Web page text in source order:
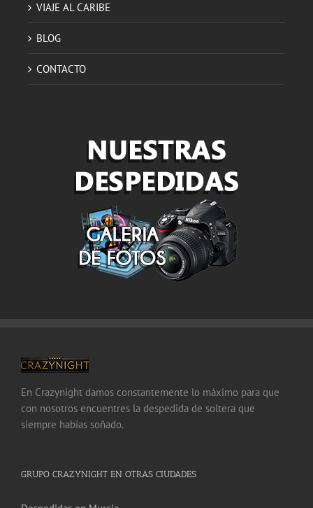
VIAJE AL CARIBE
BLOG
CONTACTO
En Crazynight damos constantemente lo máximo para que
con nosotros encuentres la despedida de soltera que
siempre habías soñado.
GRUPO CRAZYNIGHT EN OTRAS CIUDADES